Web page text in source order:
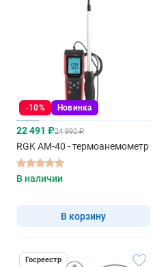
-10% Новинка
22 491 ₽24 990 ₽
RGK AM-40 - термоанемометр
В наличии
В корзину
Госреестр